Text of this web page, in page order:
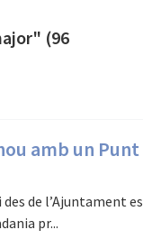
(96
amb un Punt
de l’Ajuntament es
pr...